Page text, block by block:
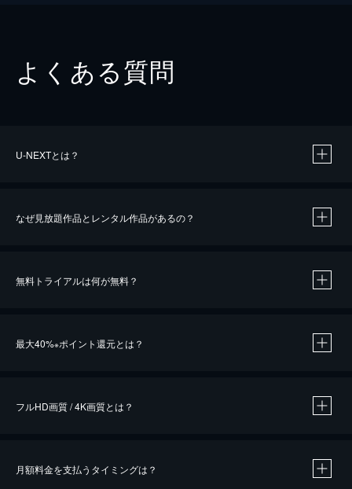
よくある質問
U-NEXTとは？
なぜ見放題作品とレンタル作品があるの？
無料トライアルは何が無料？
最大40%※ポイント還元とは？
※40％ポイント還元の対象は、クレジットカード決済による作品の購入 / レンタルです。
フルHD画質 / 4K画質とは？
月額料金を支払うタイミングは？